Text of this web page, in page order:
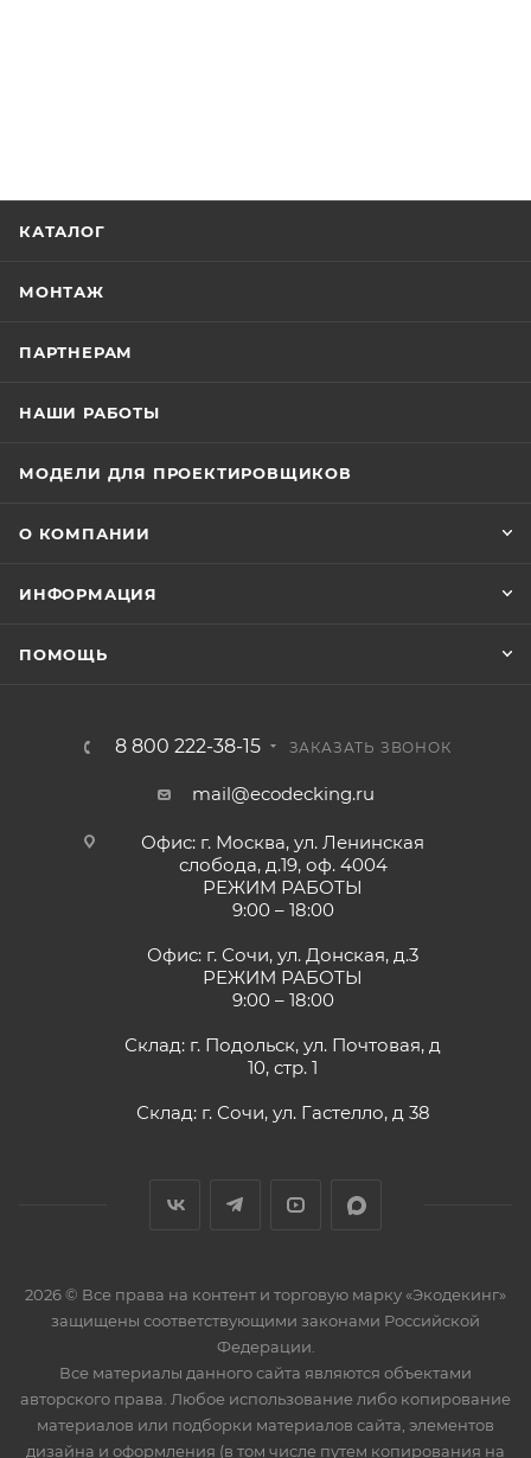
КАТАЛОГ
МОНТАЖ
ПАРТНЕРАМ
НАШИ РАБОТЫ
МОДЕЛИ ДЛЯ ПРОЕКТИРОВЩИКОВ
О КОМПАНИИ
ИНФОРМАЦИЯ
ПОМОЩЬ
8 800 222-38-15 ЗАКАЗАТЬ ЗВОНОК
mail@ecodecking.ru
Офис: г. Москва, ул. Ленинская
слобода, д.19, оф. 4004
РЕЖИМ РАБОТЫ
9:00 – 18:00
Офис: г. Сочи, ул. Донская, д.3
РЕЖИМ РАБОТЫ
9:00 – 18:00
Склад: г. Подольск, ул. Почтовая, д
10, стр. 1
Склад: г. Сочи, ул. Гастелло, д 38
2026 © Все права на контент и торговую марку «Экодекинг»
защищены соответствующими законами Российской
Федерации.
Все материалы данного сайта являются объектами
авторского права. Любое использование либо копирование
материалов или подборки материалов сайта, элементов
дизайна и оформления (в том числе путем копирования на